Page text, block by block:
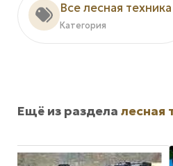
Все лесная техника
Категория
Ещё из раздела лесная